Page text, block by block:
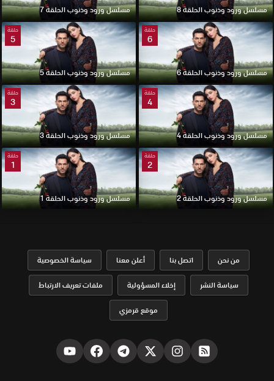
مسلسل ورود وذنوب الحلقة 8 مسلسل ورود وذنوب الحلقة 7
حلقة
6
مسلسل ورود وذنوب الحلقة 6
حلقة
5
مسلسل ورود وذنوب الحلقة 5
حلقة
4
مسلسل ورود وذنوب الحلقة 4
حلقة
3
مسلسل ورود وذنوب الحلقة 3
حلقة
2
مسلسل ورود وذنوب الحلقة 2
حلقة
1
مسلسل ورود وذنوب الحلقة 1
من نحن اتصل بنا أعلن معنا
سياسة الخصوصية
سياسة النشر
إخلاء المسؤولية
ملفات تعريف الارتباط
موقع قرمزي